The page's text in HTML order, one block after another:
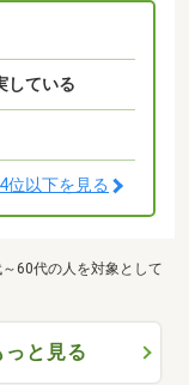
している
4位以下を見る
60代の人を対象として
と見る